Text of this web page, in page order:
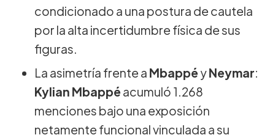
condicionado a una postura de cautela
por la alta incertidumbre física de sus
figuras.
La asimetría frente a Mbappé yNeymar:
Kylian Mbappé acumuló 1.268
menciones bajo una exposición
netamente funcional vinculada a su